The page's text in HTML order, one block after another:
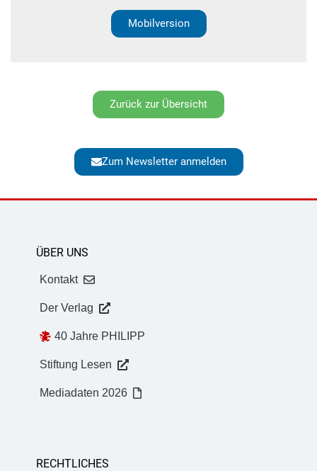
Mobilversion
Zurück zur Übersicht
Zum Newsletter anmelden
ÜBER UNS
Kontakt
Der Verlag
40 Jahre PHILIPP
Stiftung Lesen
Mediadaten 2026
RECHTLICHES